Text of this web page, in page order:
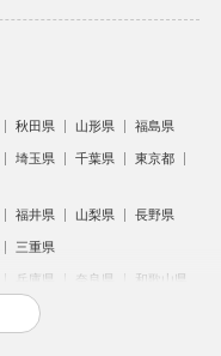
秋田県 山形県 福島県
埼玉県 千葉県
東京都
福井県 山梨県 長野県
三重県
兵庫県 奈良県 和歌山県
広島県